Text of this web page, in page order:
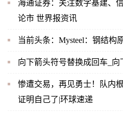
海通证券：关注数字基建、
论市 世界报资讯
当前头条：Mysteel：钢结构
向下箭头符号替换成回车_向
惨遭交易，再见勇士！队内
证明自己了|环球速递